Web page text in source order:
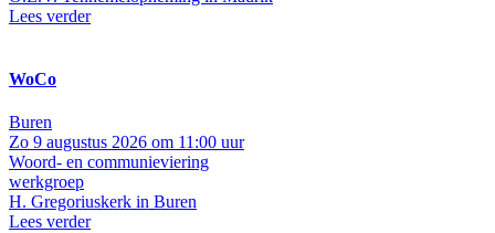
Lees verder
WoCo
Buren
Zo 9 augustus 2026 om 11:00 uur
Woord- en communieviering
werkgroep
H. Gregoriuskerk in Buren
Lees verder